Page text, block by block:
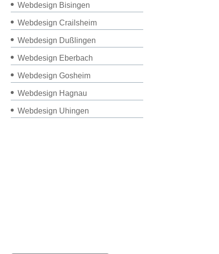
Webdesign Bisingen
Webdesign Crailsheim
Webdesign Dußlingen
Webdesign Eberbach
Webdesign Gosheim
Webdesign Hagnau
Webdesign Uhingen